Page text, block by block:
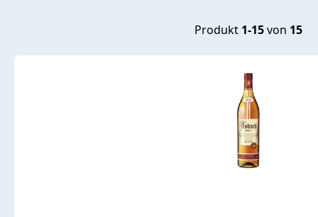
Produkt 1-15von 15